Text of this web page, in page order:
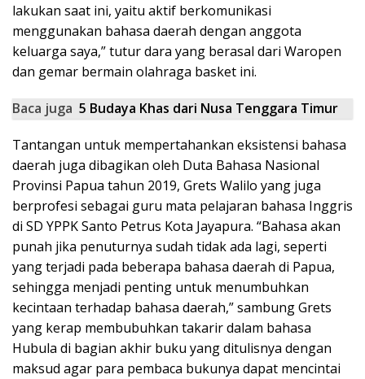
lakukan saat ini, yaitu aktif berkomunikasi
menggunakan bahasa daerah dengan anggota
keluarga saya,” tutur dara yang berasal dari Waropen
dan gemar bermain olahraga basket ini.
Baca juga 5 Budaya Khas dari Nusa Tenggara Timur
Tantangan untuk mempertahankan eksistensi bahasa
daerah juga dibagikan oleh Duta Bahasa Nasional
Provinsi Papua tahun 2019, Grets Walilo yang juga
berprofesi sebagai guru mata pelajaran bahasa Inggris
di SD YPPK Santo Petrus Kota Jayapura. “Bahasa akan
punah jika penuturnya sudah tidak ada lagi, seperti
yang terjadi pada beberapa bahasa daerah di Papua,
sehingga menjadi penting untuk menumbuhkan
kecintaan terhadap bahasa daerah,” sambung Grets
yang kerap membubuhkan takarir dalam bahasa
Hubula di bagian akhir buku yang ditulisnya dengan
maksud agar para pembaca bukunya dapat mencintai